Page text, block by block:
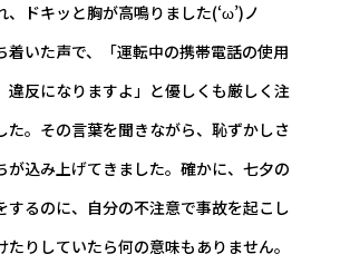
、ドキッと胸が高鳴りました(‘ω’)ノ
着いた声で、「運転中の携帯電話の使用
違反になりますよ」と優しくも厳しく注
た。その言葉を聞きながら、恥ずかしさ
が込み上げてきました。確かに、七夕の
するのに、自分の不注意で事故を起こし
たりしていたら何の意味もありません。